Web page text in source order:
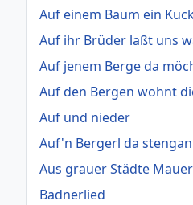
Auf einem Baum ein
Auf ihr Brüder laßt uns
Auf jenem Berge da
Auf den Bergen wohnt
Auf und nieder
Auf'n Bergerl da
Aus grauer Städte
Badnerlied